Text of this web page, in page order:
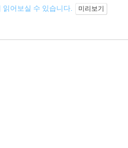
읽어보실 수 있습니다. 미리보기